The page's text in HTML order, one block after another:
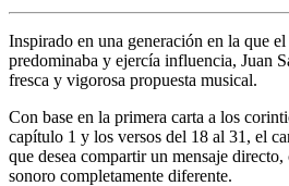
Inspirado en una generación en la que
predominaba y ejercía influencia, Juan
fresca y vigorosa propuesta musical.
Con base en la primera carta a los
capítulo 1 y los versos del 18 al 31, el
que desea compartir un mensaje
sonoro completamente diferente.